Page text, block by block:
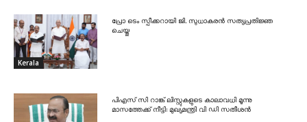
Kerala
പ്രോ ടെം സ്പീക്കറായി ജി. സുധാകരൻ സത്യപ്രതിജ്ഞ
ചെയ്തു
പിഎസ് സി റാങ്ക് ലിസ്റ്റുകളുടെ കാലാവധി മൂന്നു
മാസത്തേക്ക് നീട്ടി: മുഖ്യമന്ത്രി വി ഡി സതീശൻ